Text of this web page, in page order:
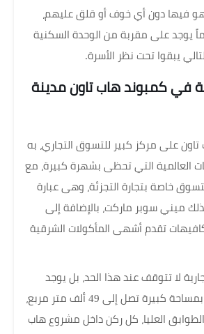
فيها دون أي خوف أو قلق عليهم،
يوجد على مقربة من الوحدة السكنية
يبقوا تحت نظر الأسرة.
في كمبوند هاب تاون مدينة
على مركز كبير للتسوق التجاري، به
العالمية التي تحظى بشهرة كبيرة، مع
خاصة بتجارة التجزئة، وهى عبارة
ميني سوبر ماركت، بالإضافة إلى
تقدم أشهى المأكولات الشرقية
لا تتوقف عند هذا الحد، بل يوجد
فيها مكاتب تجارية بمساحة كبيرة تصل إلى 49 ألف متر مربع،
العليا، كل ركن داخل مشروع هاب